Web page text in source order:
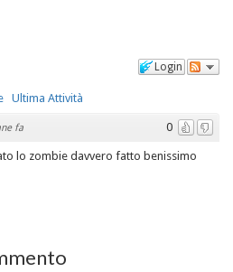
Login
Ultima Attività
0
fa
lo zombie davvero fatto benissimo